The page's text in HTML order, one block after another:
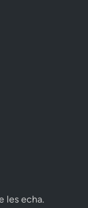
les echa.